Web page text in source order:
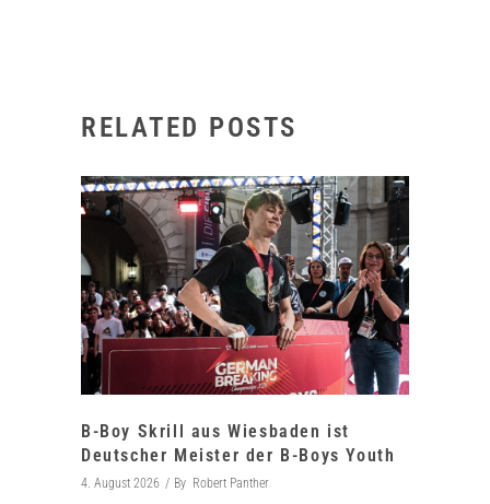
RELATED POSTS
B-Boy Skrill aus Wiesbaden ist
Deutscher Meister der B-Boys Youth
4. August 2026 By Robert Panther